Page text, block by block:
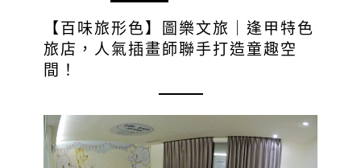
【百味旅形色】圖樂文旅｜逢甲特色
旅店，人氣插畫師聯手打造童趣空
間！